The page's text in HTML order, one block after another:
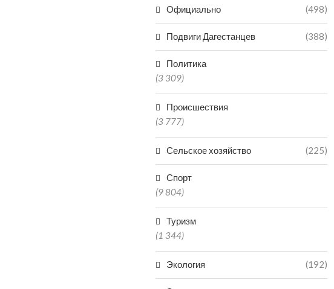
Официально (498)
Подвиги Дагестанцев (388)
Политика
(3 309)
Происшествия
(3 777)
Сельское хозяйство (225)
Спорт
(9 804)
Туризм
(1 344)
Экология (192)